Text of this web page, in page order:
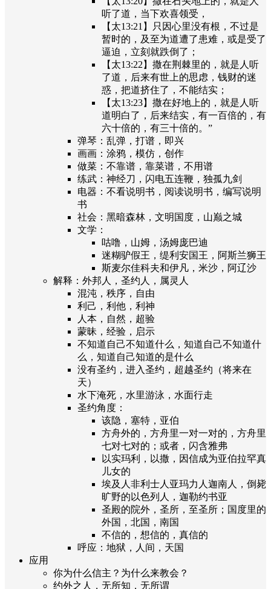
听了道，当下欢喜领受，
【太13:21】只因心里没有根，不过是
暂时的，及至为道遭了患难，或是受了
逼迫，立刻就跌倒了；
【太13:22】撒在荆棘里的，就是人听
了道，后来有世上的思虑，钱财的迷
惑，把道挤住了，不能结实；
【太13:23】撒在好地上的，就是人听
道明白了，后来结实，有一百倍的，有
六十倍的，有三十倍的。”
弹琴：乱弹，打谱，即兴
画画：涂鸦，模仿，创作
做菜：不靠谱，靠菜谱，不用谱
练武：神经刀，闪电五连鞭，独孤九剑
电器：不看说明书，阅读说明书，编写说明
书
社会：黑暗森林，文明国度，山巅之城
文学：
咕噜，山姆，汤姆庞巴迪
迷糊驴假王，缇利安国王，阿斯兰狮王
斯麦尔佳科夫和伊凡，米沙，阿辽沙
解释：外邦人，圣约人，属灵人
混沌，秩序，自由
利己，利他，利神
人本，自然，超验
蒙昧，经验，启示
不知道自己不知道什么，知道自己不知道什
么，知道自己知道的是什么
没有圣约，进入圣约，超越圣约（将来在
天）
水下淹死，水里游泳，水面行走
圣约角度：
该隐，塞特，亚伯
方舟外的，方舟里一对一对的，方舟里
七对七对的；或者，闪含雅弗
以实玛利，以撒，因信成为亚伯拉罕真
儿女的
埃及人非利士人亚玛力人迦南人，倒毙
旷野的以色列人，迦勒约书亚
圣殿的院外，圣所，至圣所；国度里的
外国，北国，南国
不信的，想信的，真信的
呼应：地狱，人间，天国
应用
你为什么信主？为什么来教会？
约外之人，无所知，无所谓